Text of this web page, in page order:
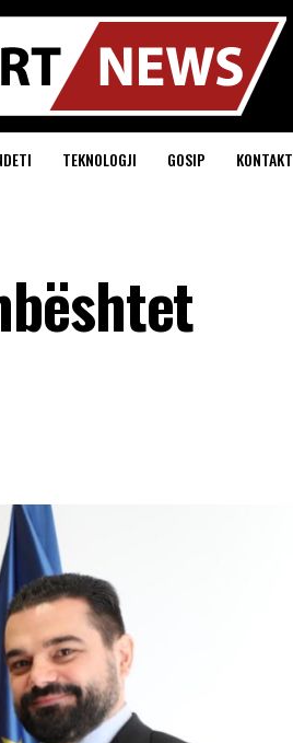
TEKNOLOGJI GOSIP KONTAKT